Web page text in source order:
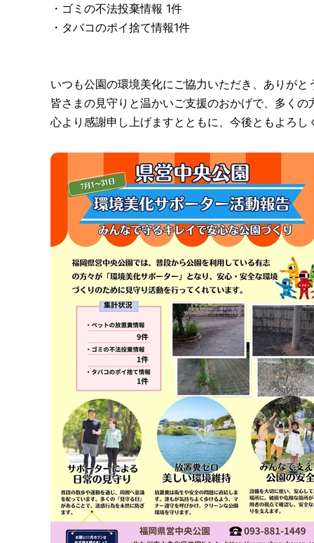
・ゴミの不法投棄情報 1件
・タバコのポイ捨て情報1件
いつも公園の環境美化にご協力いただき、ありがと
皆さまの見守りと温かいご支援のおかげで、多く
心より感謝申し上げますとともに、今後ともよろし